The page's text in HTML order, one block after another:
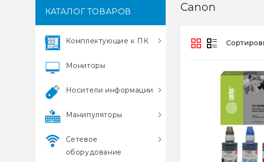
КАТАЛОГ ТОВАРОВ
Комплектующие к ПК
Мониторы
Носители информации
Манипуляторы
Сетевое
оборудование
Canon